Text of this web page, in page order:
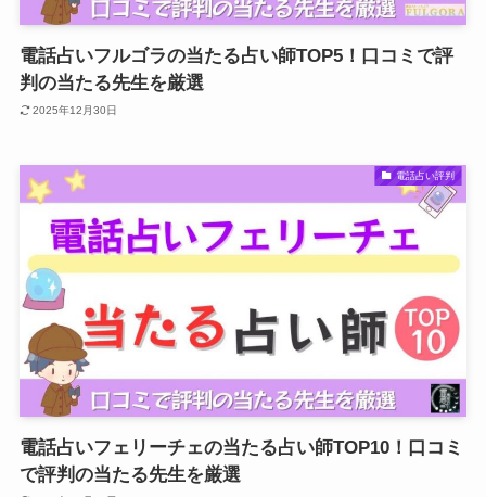
電話占いフルゴラの当たる占い師TOP5！口コミで評
判の当たる先生を厳選
2025年12月30日
電話占い評判
電話占いフェリーチェの当たる占い師TOP10！口コミ
で評判の当たる先生を厳選